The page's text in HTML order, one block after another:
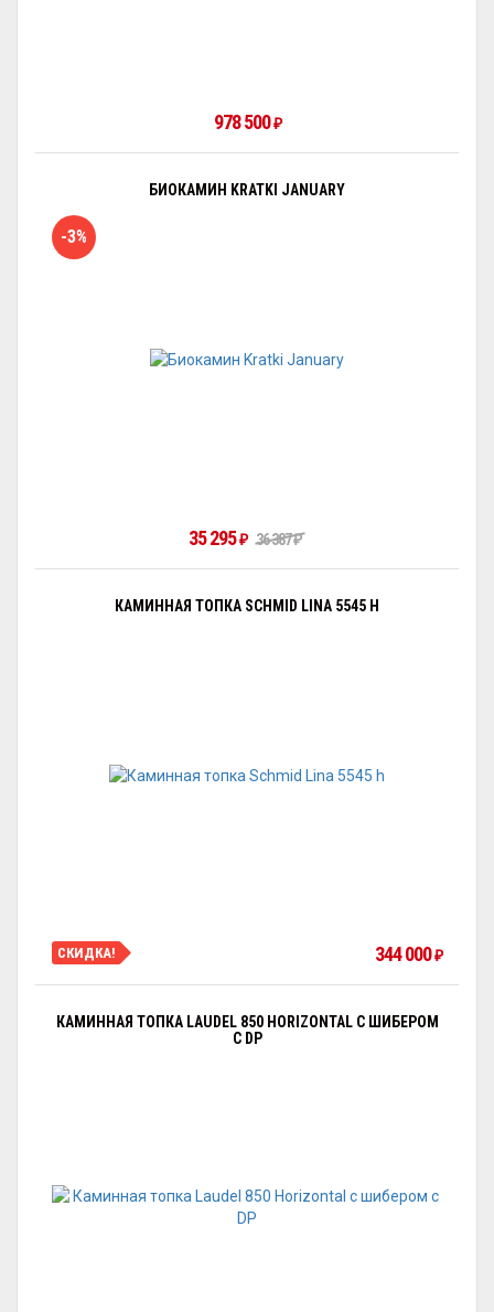
978 500 ₽
БИОКАМИН KRATKI JANUARY
-3%
35 295 ₽ 36 387₽
КАМИННАЯ ТОПКА SCHMID LINA 5545 H
СКИДКА! 344 000 ₽
КАМИННАЯ ТОПКА LAUDEL 850 HORIZONTAL С ШИБЕРОМ
С DP